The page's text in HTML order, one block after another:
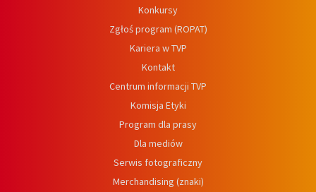
Konkursy
Zgłoś program (ROPAT)
Kariera w TVP
Kontakt
Centrum informacji TVP
Komisja Etyki
Program dla prasy
Dla mediów
Serwis fotograficzny
Merchandising (znaki)